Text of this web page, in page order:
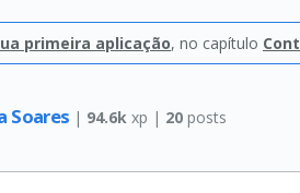
primeira aplicação, no capítulo
Soares | 94.6k xp | 20 posts